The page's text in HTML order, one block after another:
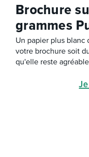
Brochure
grammes
Un papier plus blanc
votre brochure soit
qu'elle reste